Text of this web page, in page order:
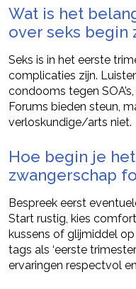
Wat is het
over seks begin
Seks is in het eerste
complicaties zijn.
condooms tegen
Forums bieden steun,
verloskundige/arts niet.
Hoe begin je
zwangerschap
Bespreek eerst
Start rustig, kies
kussens of glijmiddel
tags als ‘eerste
ervaringen respectvol